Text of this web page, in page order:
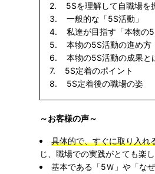
2. 5Sを理解して自職場を
3. 一般的な「5S活動」
4. 私達が目指す「本物の
5. 本物の5S活動の進め方
6. 本物の5S活動の成果と
7. 5S定着のポイント
8. 5S定着後の職場の姿
～お客様の声～
具体的で、すぐに取り入れ
じ、職場での実践がとても楽し
基本である「5Ｗ」や「な